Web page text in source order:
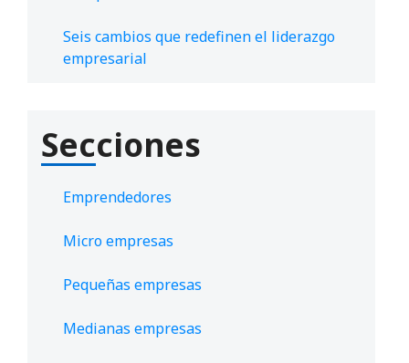
Seis cambios que redefinen el liderazgo
empresarial
Secciones
Emprendedores
Micro empresas
Pequeñas empresas
Medianas empresas